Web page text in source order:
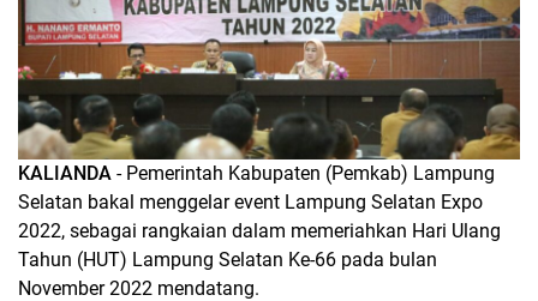
KALIANDA - Pemerintah Kabupaten (Pemkab) Lampung
Selatan bakal menggelar event Lampung Selatan Expo
2022, sebagai rangkaian dalam memeriahkan Hari Ulang
Tahun (HUT) Lampung Selatan Ke-66 pada bulan
November 2022 mendatang.